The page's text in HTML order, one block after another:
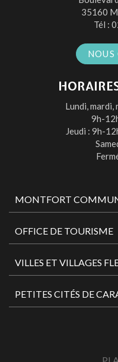
35160
Tél :
NOUS
Lundi, mardi,
9h-
Jeudi : 9h-
MONTFORT
OFFICE DE TOURISME
VILLES ET VILLAGES
PETITES CITÉS DE